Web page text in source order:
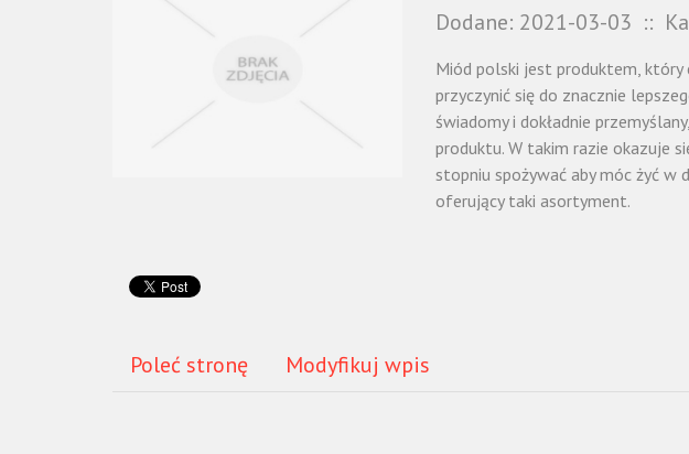
Dodane: 2021-03-03 ::
Miód polski jest produktem, który
przyczynić się do znacznie
świadomy i dokładnie
produktu. W takim razie okazuje
stopniu spożywać aby móc żyć w
oferujący taki asortyment.
Poleć stronę Modyfikuj wpis